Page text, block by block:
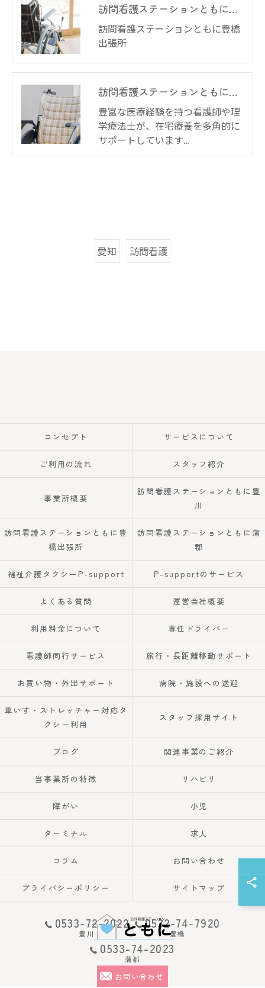
訪問看護ステーションともに豊橋出張所
訪問看護ステーションともに豊橋
出張所
訪問看護ステーションともに蒲郡
豊富な医療経験を持つ看護師や理
学療法士が、在宅療養を多角的に
サポートしています…
愛知 訪問看護
0533-72-2022
豊川
0532-74-7920
豊橋
0533-74-2023
蒲郡
お問い合わせ
コンセプト サービスについて
ご利用の流れ スタッフ紹介
事業所概要
訪問看護ステーションともに豊
川
訪問看護ステーションともに豊
橋出張所
訪問看護ステーションともに蒲
郡
福祉介護タクシーP-support P-supportのサービス
よくある質問 運営会社概要
利用料金について 専任ドライバー
看護師同行サービス 旅行・長距離移動サポート
お買い物・外出サポート 病院・施設への送迎
車いす・ストレッチャー対応タ
クシー利用
スタッフ採用サイト
ブログ 関連事業のご紹介
当事業所の特徴 リハビリ
障がい 小児
ターミナル 求人
コラム お問い合わせ
プライバシーポリシー サイトマップ
© 2026 愛知の訪問看護なら訪問看護ステーション豊川 ALL RIGHTS RESERVED.